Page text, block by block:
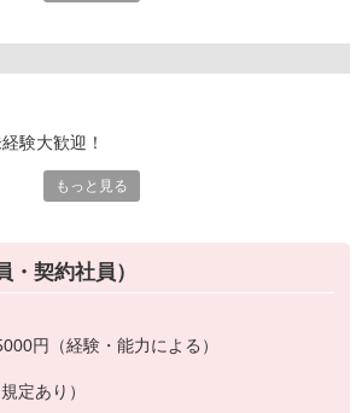
施設利用の特典など、
たいあなたの味方です♪
ろ】
系
・仕分け・加工・組立・検査
ウ・ネイリスト・エステ
売・個別指導塾・人材紹介
プニング・官公庁案件
験大歓迎！
客様のお悩みやご希望をヒアリングして、
、メイクアップ製品も！
使ってみたけれど、なかなか自分に合うもの
いうお客様の多くが「アクセーヌに出会え
くださいます！また、近年肌が敏感に傾き
お客様の「お守り」のような製品になって
クチコミサイトでも評判が高く、さまざま
。スキンケア製品のイメージが強いのです
もっと見る
・契約社員）
円（経験・能力による）
定あり）